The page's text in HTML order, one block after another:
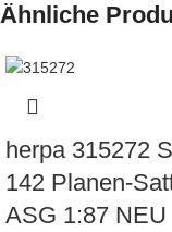
Ähnliche
herpa 315272
142 Planen-
ASG 1:87 NEU